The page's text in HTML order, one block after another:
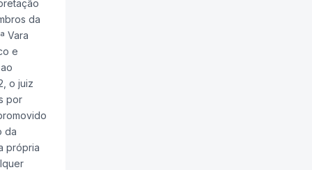
da
Vara
e
o juiz
por
da
própria